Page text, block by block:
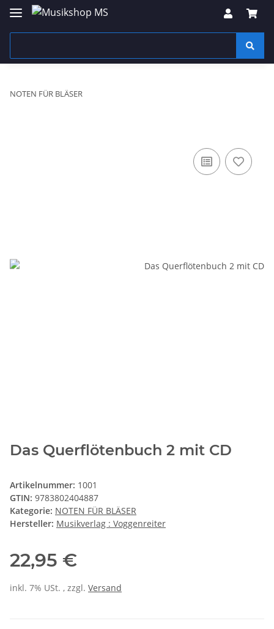
NOTEN FÜR BLÄSER
Das Querflötenbuch 2 mit CD
Artikelnummer: 1001
GTIN: 9783802404887
Kategorie: NOTEN FÜR BLÄSER
Hersteller: Musikverlag : Voggenreiter
22,95 €
inkl. 7% USt. , zzgl. Versand